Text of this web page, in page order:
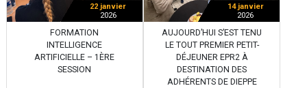
22 janvier
2026
FORMATION
INTELLIGENCE
ARTIFICIELLE – 1ÈRE
SESSION
14 janvier
2026
AUJOURD’HUI S’EST TENU
LE TOUT PREMIER PETIT-
DÉJEUNER EPR2 À
DESTINATION DES
ADHÉRENTS DE DIEPPE